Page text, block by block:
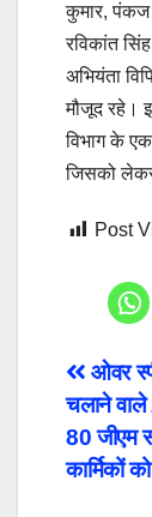
कुमार, पंकज
रविकांत
अभियंता
मौजूद रहे।
विभाग के
जिसको लेकर
Post
Post
ओवर
चलाने वाले
80 जीएम
कार्मिकों